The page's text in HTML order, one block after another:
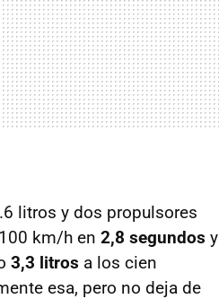
litros y dos propulsores
km/h en 2,8 segundos y
3,3 litros a los cien
esa, pero no deja de